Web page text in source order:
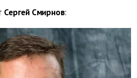
Сергей Смирнов: